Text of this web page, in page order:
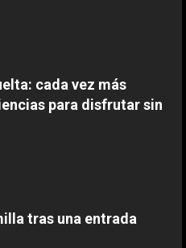
la pega en el debut
cada vez más
para disfrutar sin
tras una entrada